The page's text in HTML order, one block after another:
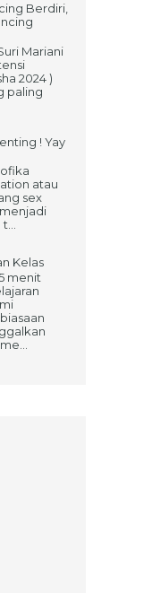
Berdiri,
Mariani
2024 )
paling
! Yay
atau
sex
Kelas
menit